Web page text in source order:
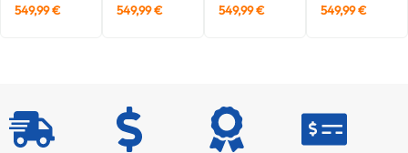
549,99€ 549,99€ 549,99€ 549,99€